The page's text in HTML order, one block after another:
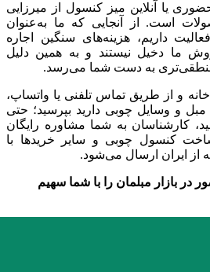
یا آنلاین میز کنسول از میرزایی
است. از آنجایی که ما به‌عنوان
داریم، هزینه‌های سنگین اجاره
ما دخیل نیستند و به همین دلیل
به دست شما می‌رسد.
و از طریق تماس تلفنی یا واتساپ،
و وسایل چوبی دارید بپرسید؛ حتی
کارشناسان به شما مشاوره رایگان
کنسول چوبی و سایر خریدها با
از ایران ارسال می‌شود.
حضور در بازار مبلمان را با شما سهیم